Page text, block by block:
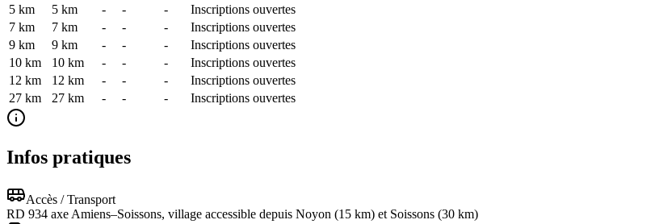
5 km
5 km - - -
Inscriptions ouvertes
7 km
7 km - - -
Inscriptions ouvertes
9 km
9 km - - -
Inscriptions ouvertes
10 km
10 km - - -
Inscriptions ouvertes
12 km
12 km - - -
Inscriptions ouvertes
27 km
27 km - - - Inscriptions ouvertes
Infos pratiques
Accès / Transport
RD 934 axe Amiens–Soissons, village accessible depuis Noyon (15 km) et Soissons (30 km)